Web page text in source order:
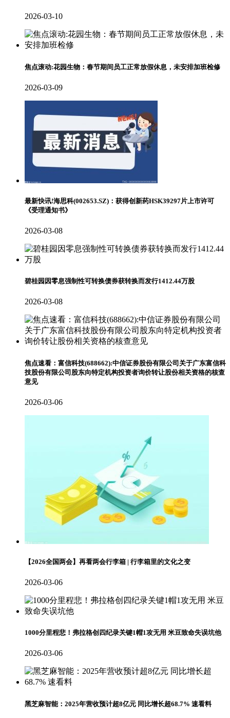
2026-03-10
焦点滚动:花园生物：春节期间员工正常放假休息，未安排加班检修
2026-03-09
最新快讯!海思科(002653.SZ)：获得创新药HSK39297片上市许可
《受理通知书》
2026-03-08
碧桂园因零息强制性可转换债券获转换而发行1412.44万股
2026-03-08
焦点速看：富信科技(688662):中信证券股份有限公司关于广东富信科
技股份有限公司股东向特定机构投资者询价转让股份相关资格的核查
意见
2026-03-06
【2026全国两会】再看两会行李箱 | 行李箱里的文化之变
2026-03-06
1000分里程悲！弗拉格创四纪录关键1帽1攻无用 米豆致命失误坑他
2026-03-06
黑芝麻智能：2025年营收预计超8亿元 同比增长超68.7% 速看料